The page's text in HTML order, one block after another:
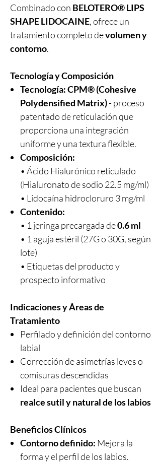
Combinado con BELOTERO® LIPS
SHAPE LIDOCAINE, ofrece un
tratamiento completo devolumen y
contorno.
Tecnología y Composición
Tecnología:CPM® (Cohesive
Polydensified Matrix)- proceso
patentado de reticulación que
proporciona una integración
uniforme y una textura flexible.
Composición:
• Ácido Hialurónico reticulado
(Hialuronato de sodio 22.5 mg/ml)
• Lidocaína hidrocloruro 3 mg/ml
Contenido:
• 1 jeringa precargada de0.6 ml
• 1 aguja estéril (27G o 30G, según
lote)
• Etiquetas del producto y
prospecto informativo
Indicaciones y Áreas de
Tratamiento
Perfilado y definición del contorno
labial
Corrección de asimetrías leves o
comisuras descendidas
Ideal para pacientes que buscan
realce sutil y natural de los labios
Beneficios Clínicos
Contorno definido: Mejora la
forma y el perfil de los labios.